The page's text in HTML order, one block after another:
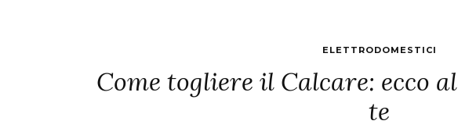
ELETTRODOMESTICI
Come togliere il Calcare: ecco
te